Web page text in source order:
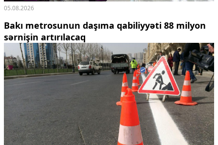
05.08.2026
Bakı metrosunun daşıma qabiliyyəti 88 milyon
sərnişin artırılacaq